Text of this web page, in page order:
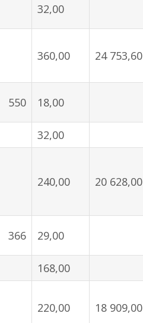
32,00
360,00 24 753,60
550 18,00
32,00
240,00 20 628,00
366 29,00
168,00
220,00 18 909,00